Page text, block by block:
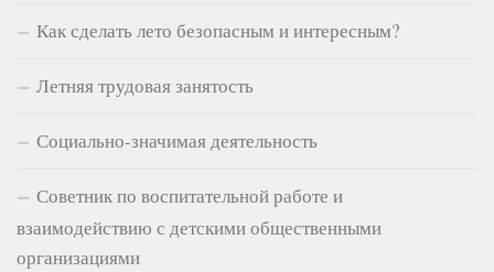
Как сделать лето безопасным и интересным?
Летняя трудовая занятость
Социально-значимая деятельность
Советник по воспитательной работе и
взаимодействию с детскими общественными
организациями